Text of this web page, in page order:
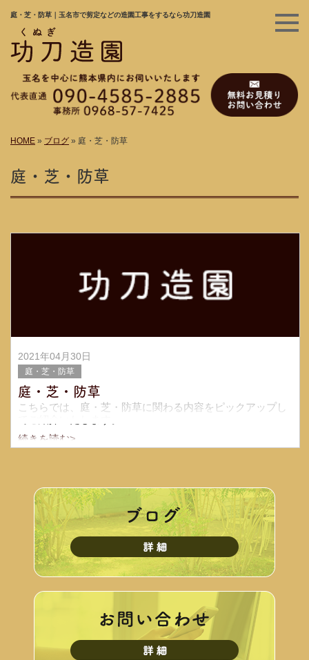
庭・芝・防草｜玉名市で剪定などの造園工事をするなら功刀造園
HOME » ブログ » 庭・芝・防草
庭・芝・防草
2021年04月30日
庭・芝・防草
庭・芝・防草
こちらでは、庭・芝・防草に関わる内容をピックアップし
続きを読む>